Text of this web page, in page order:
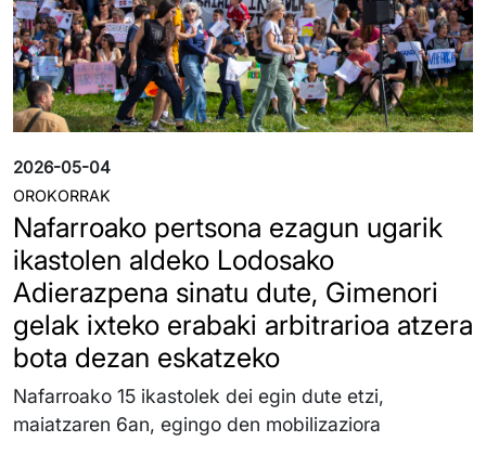
2026-05-04
OROKORRAK
Nafarroako pertsona ezagun ugarik
ikastolen aldeko Lodosako
Adierazpena sinatu dute, Gimenori
gelak ixteko erabaki arbitrarioa atzera
bota dezan eskatzeko
Nafarroako 15 ikastolek dei egin dute etzi,
maiatzaren 6an, egingo den mobilizaziora